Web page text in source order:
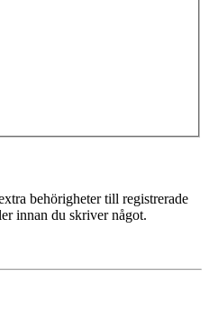
behörigheter till registrerade
innan du skriver något.